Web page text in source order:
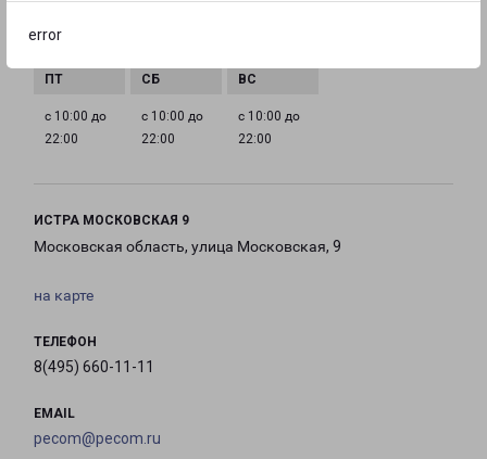
error
22:00
с 10:00 до
22:00
с 10:00 до
22:00
с 10:00 до
22:00
ИСТРА МОСКОВСКАЯ 9
Московская область, улица Московская, 9
на карте
ТЕЛЕФОН
8(495) 660-11-11
EMAIL
pecom@pecom.ru